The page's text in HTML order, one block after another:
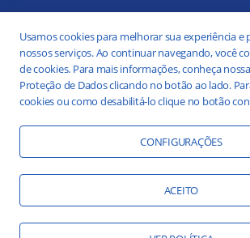
Trabalhe na SANASA
Concurso Público
Estágio
Portal da
Práticas ESG
Responsabilidade
Educação Ambiental
Usamos cookies para melhorar sua experiência e
nossos serviços. Ao continuar navegando, você
de cookies. Para mais informações, conheça
Proteção de Dados clicando no botão ao lado.
cookies ou como desabilitá-lo clique no botão
CONFIGURAÇÕES
ACEITO